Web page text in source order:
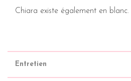
Chiara existe également en blanc.
Entretien